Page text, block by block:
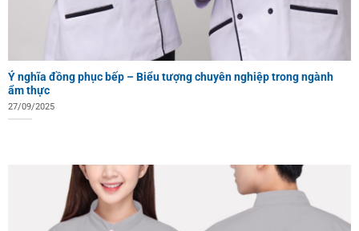
Ý nghĩa đồng phục bếp – Biểu tượng chuyên nghiệp trong ngành
ẩm thực
27/09/2025